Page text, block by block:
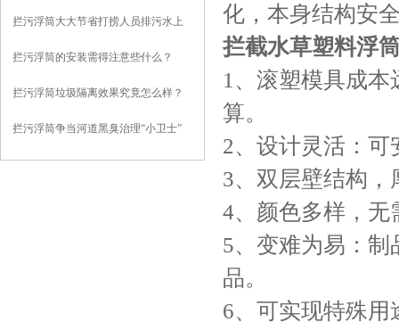
拦污浮筒大大节省打捞人员排污水上
拦污浮筒的安装需得注意些什么？
拦污浮筒垃圾隔离效果究竟怎么样？
拦污浮筒争当河道黑臭治理“小卫士”
化，本身结构安
拦截水草塑料浮
1、滚塑模具成
算。
2、设计灵活：
3、双层壁结构
4、颜色多样，
5、变难为易：
品。
6、可实现特殊